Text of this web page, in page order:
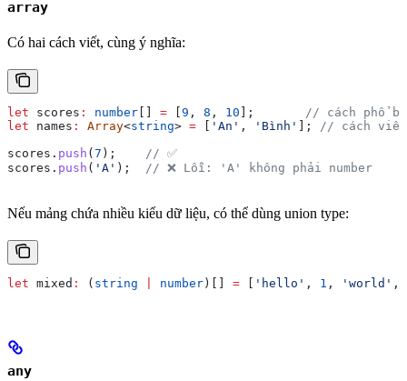
array
Có hai cách viết, cùng ý nghĩa:
let scores : number = 9 , 8 , 10 ]; // cách phổ
let names : Array<string> = 'An' , 'Bình' ]; // cách viết
scores . push ( 7 ); // ✅
scores . push ( 'A' ); // ❌ Lỗi: 'A' không phải number
Nếu mảng chứa nhiều kiểu dữ liệu, có thể dùng union type:
let mixed : ( string number )[] = 'hello' , 1 , 'world' ,
any